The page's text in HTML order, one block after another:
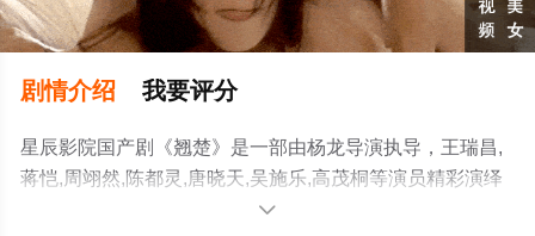
剧情介绍 我要评分
星辰影院国产剧《翘楚》是一部由杨龙导演执导，王瑞昌,
蒋恺,周翊然,陈都灵,唐晓天,吴施乐,高茂桐等演员精彩演绎
的中国大陆电视剧，大结局剧情已揭晓（第24集已完
